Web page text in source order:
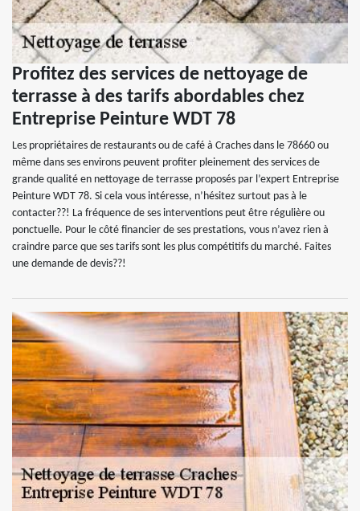
Profitez des services de nettoyage de
terrasse à des tarifs abordables chez
Entreprise Peinture WDT 78
Les propriétaires de restaurants ou de café à Craches dans le 78660 ou
même dans ses environs peuvent profiter pleinement des services de
grande qualité en nettoyage de terrasse proposés par l’expert Entreprise
Peinture WDT 78. Si cela vous intéresse, n’hésitez surtout pas à le
contacter??! La fréquence de ses interventions peut être régulière ou
ponctuelle. Pour le côté financier de ses prestations, vous n’avez rien à
craindre parce que ses tarifs sont les plus compétitifs du marché. Faites
une demande de devis??!